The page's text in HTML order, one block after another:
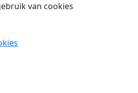
van cookies